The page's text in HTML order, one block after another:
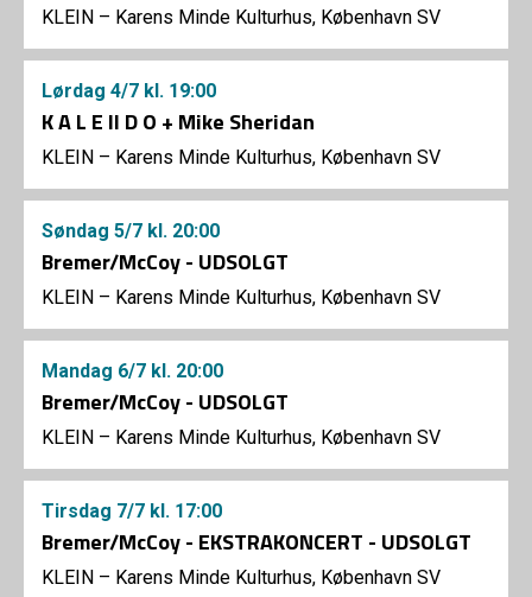
KLEIN – Karens Minde Kulturhus, København SV
Lørdag 4/7 kl. 19:00
K A L E II D O + Mike Sheridan
KLEIN – Karens Minde Kulturhus, København SV
Søndag 5/7 kl. 20:00
Bremer/McCoy - UDSOLGT
KLEIN – Karens Minde Kulturhus, København SV
Mandag 6/7 kl. 20:00
Bremer/McCoy - UDSOLGT
KLEIN – Karens Minde Kulturhus, København SV
Tirsdag 7/7 kl. 17:00
Bremer/McCoy - EKSTRAKONCERT - UDSOLGT
KLEIN – Karens Minde Kulturhus, København SV